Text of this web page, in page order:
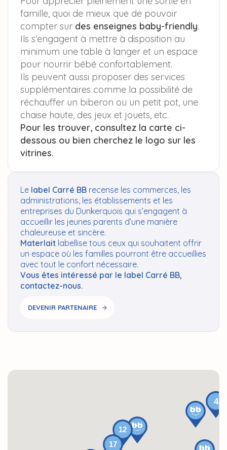
famille, quoi de mieux que de pouvoir
compter sur des enseignes baby-friendly.
Ils s’engagent à mettre à disposition au
minimum une table à langer et un espace
pour nourrir bébé confortablement.
Ils peuvent aussi proposer des services
supplémentaires comme la possibilité de
réchauffer un biberon ou un petit pot, une
chaise haute, des jeux et jouets, etc.
Pour les trouver, consultez la carte ci-
dessous ou bien cherchez le logo sur les
vitrines.
Le label Carré BB recense les commerces, les
administrations, les établissements et les
entreprises du Dunkerquois qui s’engagent à
accueillir les jeunes parents d’une manière
chaleureuse et sincère.
Materlait labellise tous ceux qui souhaitent offrir
un espace où les familles pourront être accueillies
avec tout le confort nécessaire.
Vous êtes intéressé par le label Carré BB,
contactez-nous.
DEVENIR PARTENAIRE